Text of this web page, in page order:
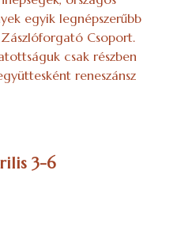
egyik legnépszerűbb
Csoport.
csak részben
reneszánsz
3-6